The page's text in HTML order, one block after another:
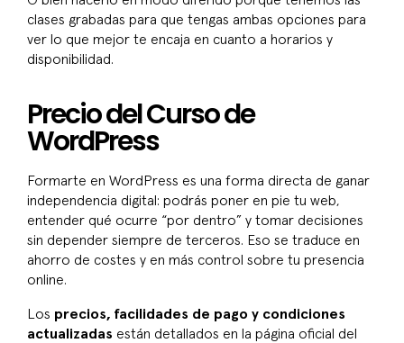
clases grabadas para que tengas ambas opciones para
ver lo que mejor te encaja en cuanto a horarios y
disponibilidad.
Precio del Curso de
WordPress
Formarte en WordPress es una forma directa de ganar
independencia digital: podrás poner en pie tu web,
entender qué ocurre “por dentro” y tomar decisiones
sin depender siempre de terceros. Eso se traduce en
ahorro de costes y en más control sobre tu presencia
online.
Los precios, facilidades de pago y condiciones
actualizadas están detallados en la página oficial del